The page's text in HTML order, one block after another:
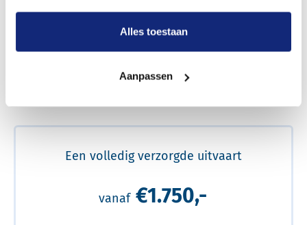
Alles toestaan
Aanpassen
Een betere uitvaart ervaring voor een betere
Een volledig verzorgde uitvaart
vanaf €1.750,-